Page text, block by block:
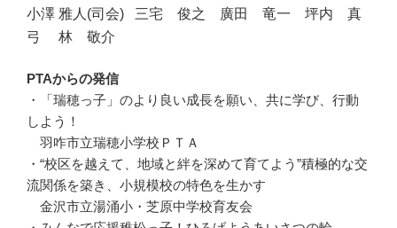
小澤 雅人(司会) 三宅 俊之 廣田 竜一 坪内 真
弓 林 敬介
PTAからの発信
・「瑞穂っ子」のより良い成長を願い、共に学び、行動
しよう！
羽咋市立瑞穂小学校ＰＴＡ
・“校区を越えて、地域と絆を深めて育てよう”積極的な交
流関係を築き、小規模校の特色を生かす
金沢市立湯涌小・芝原中学校育友会